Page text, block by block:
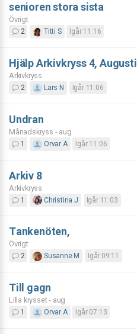
senioren stora sista
Övrigt
2 Titti S Igår 11:16
Hjälp Arkivkryss 4, Augusti
Arkivkryss
2 Lars N Igår 11:06
Undran
Månadskryss - aug
1 Orvar A Igår 11:06
Arkiv 8
Arkivkryss
1 Christina J Igår 11:03
Tankenöten,
Övrigt
2 Susanne M Igår 09:11
Till gagn
Lilla krysset - aug
1 Orvar A Igår 07:13